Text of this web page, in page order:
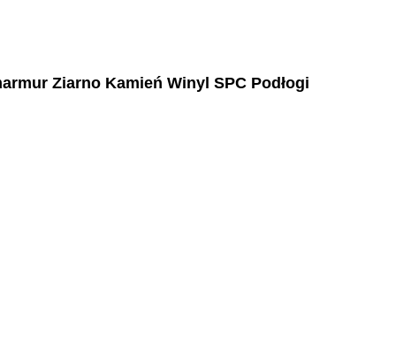
Ziarno Kamień Winyl SPC Podłogi